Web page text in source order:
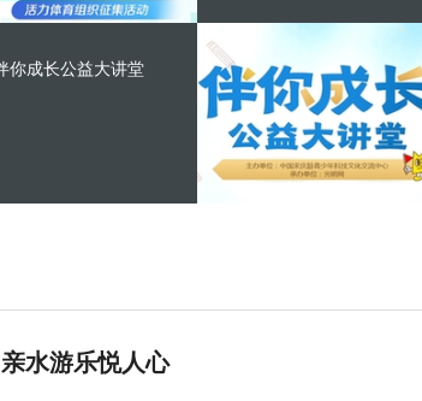
你成长公益大讲堂
水游乐悦人心